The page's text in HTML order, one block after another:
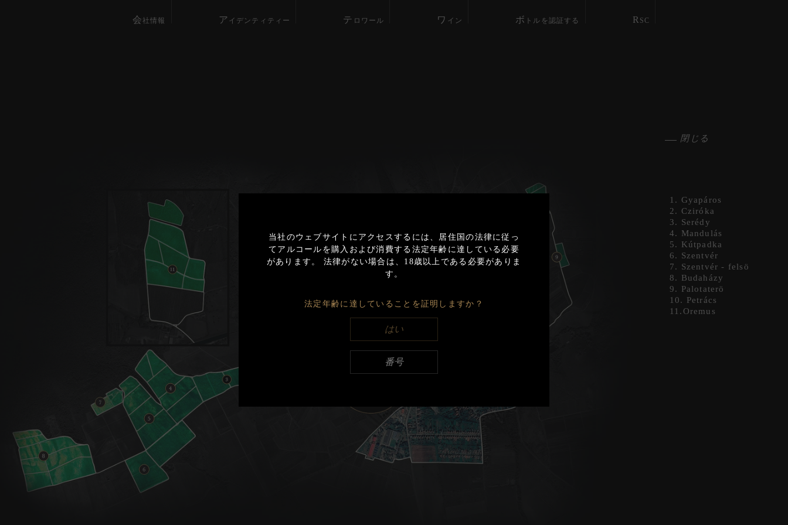
会社情報 ア イデンティティー テ ロワール ワ イン ボ トルを認証する R SC
閉じる
1. Gyapáros
2. Cziróka
3. Serédy
4. Mandulás
5. Kútpadka
6. Szentvér
7. Szentvér - felsö
8. Budaházy
9. Palotaterö
10. Petrács
11.Oremus
Export
2019
Export
2017
Export
2016
当社のウェブサイトにアクセスするには、居住国の法律に従っ
てアルコールを購入および消費する法定年齢に達している必要
があります。 法律がない場合は、18歳以上である必要がありま
す。
法定年齢に達していることを証明しますか？
はい
番号